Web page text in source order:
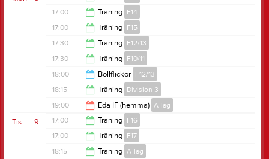
19:45
18:15
17:00 Träning F14
18:30
17:00 Träning F15
18:30
17:30 Träning F12/13
19:00
17:30 Träning F10/11
19:00
18:00 Bollflickor F12/13
21:30
18:15 Träning Division 3
19:45
19:00 Eda IF (hemma) A-lag
21:00
9
Tis 17:00 Träning F16
18:30
Kilsta
17:00 Träning F17
Rävåsens IK Karlskoga Fotboll
18:15 Träning A-lag